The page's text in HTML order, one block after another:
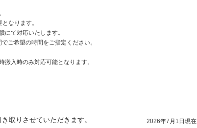
なります。
て対応いたします。
ご希望の時間をご指定ください。
入時のみ対応可能となります。
2026年7月1日現在
取りさせていただきます。